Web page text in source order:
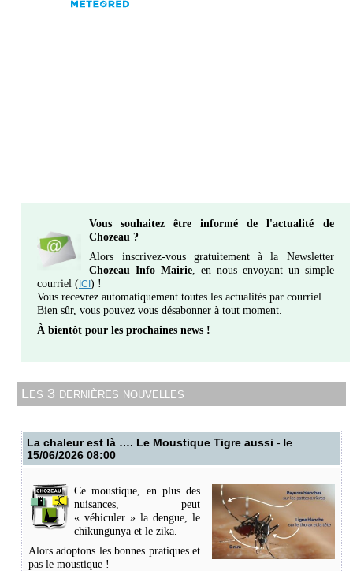
Vous souhaitez être informé de l'actualité de
Chozeau ?
Alors inscrivez-vous gratuitement à la Newsletter
Chozeau Info Mairie, en nous envoyant un simple
courriel ( ICI ) !
Vous recevrez automatiquement toutes les actualités par courriel.
Bien sûr, vous pouvez vous désabonner à tout moment.
À bientôt pour les prochaines news !
Les 3 dernières nouvelles
La chaleur est là …. Le Moustique Tigre aussi - le
15/06/2026 08:00
Ce moustique, en plus des
nuisances, peut
« véhiculer » la dengue, le
chikungunya et le zika.
Alors adoptons les bonnes pratiques et
pas le moustique !